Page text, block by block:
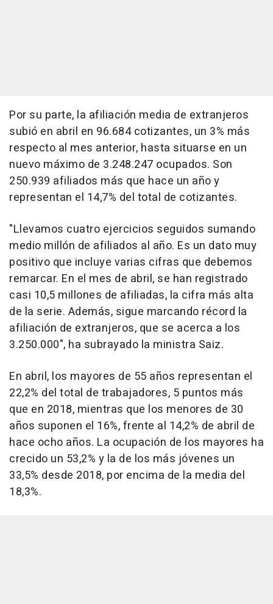
Por su parte, la afiliación media de extranjeros
subió en abril en 96.684 cotizantes, un 3% más
respecto al mes anterior, hasta situarse en un
nuevo máximo de 3.248.247 ocupados. Son
250.939 afiliados más que hace un año y
representan el 14,7% del total de cotizantes.
"Llevamos cuatro ejercicios seguidos sumando
medio millón de afiliados al año. Es un dato muy
positivo que incluye varias cifras que debemos
remarcar. En el mes de abril, se han registrado
casi 10,5 millones de afiliadas, la cifra más alta
de la serie. Además, sigue marcando récord la
afiliación de extranjeros, que se acerca a los
3.250.000", ha subrayado la ministra Saiz.
En abril, los mayores de 55 años representan el
22,2% del total de trabajadores, 5 puntos más
que en 2018, mientras que los menores de 30
años suponen el 16%, frente al 14,2% de abril de
hace ocho años. La ocupación de los mayores ha
crecido un 53,2% y la de los más jóvenes un
33,5% desde 2018, por encima de la media del
18,3%.